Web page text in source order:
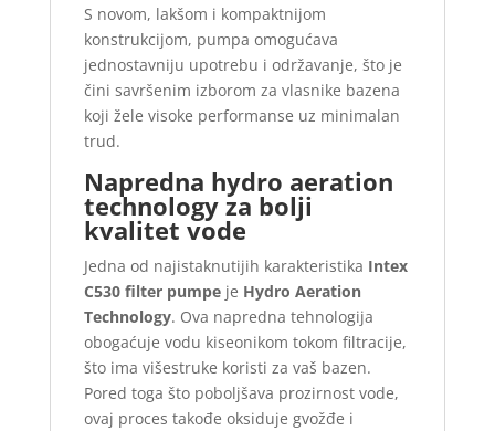
S novom, lakšom i kompaktnijom
konstrukcijom, pumpa omogućava
jednostavniju upotrebu i održavanje, što je
čini savršenim izborom za vlasnike bazena
koji žele visoke performanse uz minimalan
trud.
Napredna hydro aeration
technology za bolji
kvalitet vode
Jedna od najistaknutijih karakteristika Intex
C530 filter pumpeje Hydro Aeration
Technology. Ova napredna tehnologija
obogaćuje vodu kiseonikom tokom filtracije,
što ima višestruke koristi za vaš bazen.
Pored toga što poboljšava prozirnost vode,
ovaj proces takođe oksiduje gvožđe i